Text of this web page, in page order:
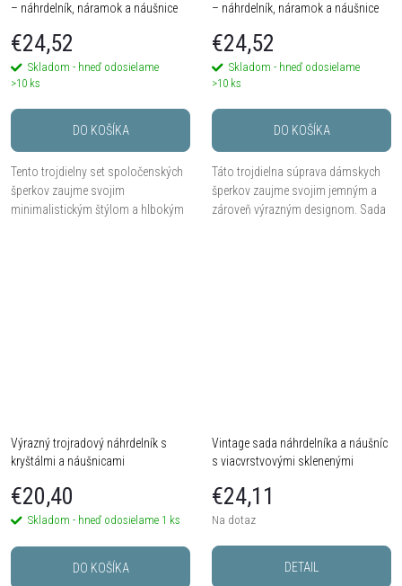
– náhrdelník, náramok a náušnice
€24,52
Skladom - hneď odosielame
>10 ks
DO KOŠÍKA
Tento trojdielny set spoločenských
šperkov zaujme svojim
minimalistickým štýlom a hlbokým
– náhrdelník, náramok a náušnice
€24,52
Skladom - hneď odosielame
>10 ks
DO KOŠÍKA
Táto trojdielna súprava dámskych
šperkov zaujme svojim jemným a
zároveň výrazným designom. Sada
Výrazný trojradový náhrdelník s
kryštálmi a náušnicami
€20,40
Skladom - hneď odosielame 1 ks
DO KOŠÍKA
Vintage sada náhrdelníka a náušníc
s viacvrstvovými sklenenými
€24,11
Na dotaz
DETAIL